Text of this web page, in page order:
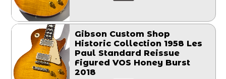
Gibson Custom Shop
Historic Collection 1958 Les
Paul Standard Reissue
Figured VOS Honey Burst
2018